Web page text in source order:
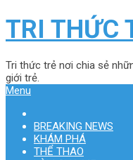
TRI THỨC
Tri thức trẻ nơi chia sẻ
giới trẻ.
Menu
BREAKING NEWS
KHÁM PHÁ
THỂ THAO